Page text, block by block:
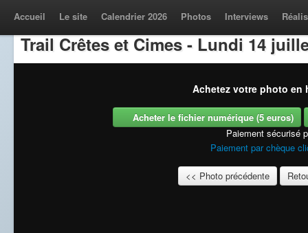
Accueil Le site Calendrier 2026 Photos Interviews
Trail Crêtes et Cimes - Lundi 14
Achetez votre photo en
Acheter le fichier numérique (5 euros)
Paiement sécurisé
Paiement par chèque
<< Photo précédente